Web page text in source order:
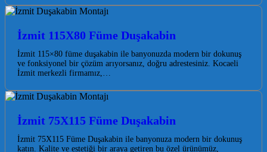
İzmit 115X80 Füme Duşakabin
İzmit 115×80 füme duşakabin ile banyonuzda modern bir dokunuş
ve fonksiyonel bir çözüm arıyorsanız, doğru adrestesiniz. Kocaeli
İzmit merkezli firmamız,…
İzmit 75X115 Füme Duşakabin
İzmit 75X115 Füme Duşakabin ile banyonuza modern bir dokunuş
katın. Kalite ve estetiği bir araya getiren bu özel ürünümüz,